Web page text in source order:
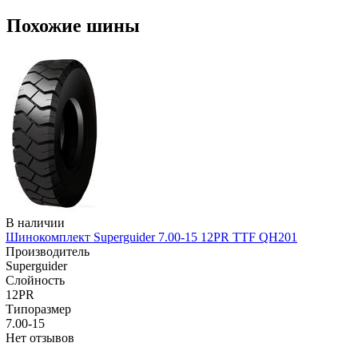
Похожие шины
В наличии
Шинокомплект Superguider 7.00-15 12PR TTF QH201
Производитель
Superguider
Слойность
12PR
Типоразмер
7.00-15
Нет отзывов